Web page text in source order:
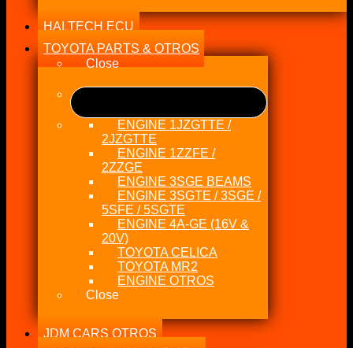
HALTECH ECU
TOYOTA PARTS & OTROS
Close
ENGINE 1JZGTTE /
2JZGTTE
ENGINE 1ZZFE /
2ZZGE
ENGINE 3SGE BEAMS
ENGINE 3SGTE / 3SGE /
5SFE / 5SGTE
ENGINE 4A-GE (16V &
20V)
TOYOTA CELICA
TOYOTA MR2
ENGINE OTROS
Close
JDM CARS OTROS